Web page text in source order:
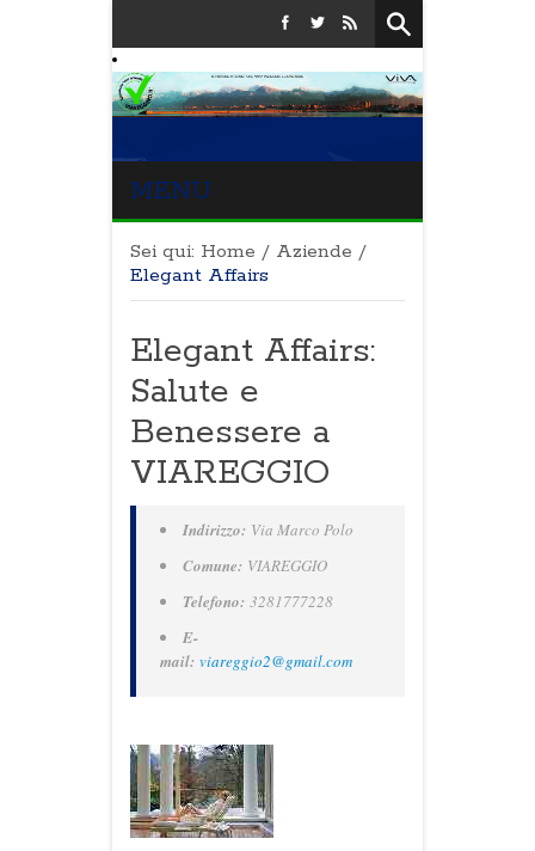
MENU
Sei qui: Home / Aziende /
Elegant Affairs
Elegant Affairs:
Salute e
Benessere a
VIAREGGIO
Indirizzo: Via Marco Polo
Comune: VIAREGGIO
Telefono: 3281777228
E-
mail: viareggio2@gmail.com